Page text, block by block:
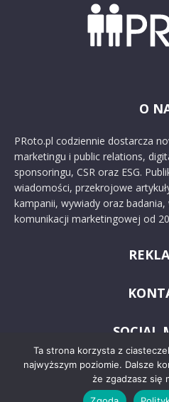
O
PRoto.pl codziennie dostarcza
marketingu i public relations,
sponsoringu, CSR oraz ESG.
wiadomości, przekrojowe
kampanii, wywiady oraz
komunikacji marketingowej od
SOCIAL
Ta strona korzysta z
najwyższym poziomie. Dalsze
że zgadzasz się